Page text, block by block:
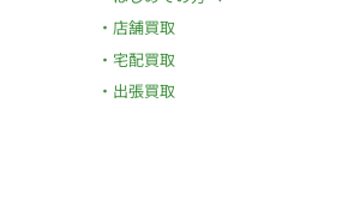
店舗買取
宅配買取
出張買取